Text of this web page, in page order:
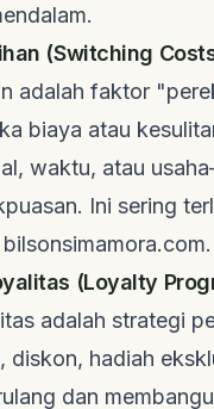
(Switching
adalah faktor
biaya atau
waktu, atau
Ini sering
bilsonsimamora.com.
(Loyalty
adalah strategi
hadiah
dan